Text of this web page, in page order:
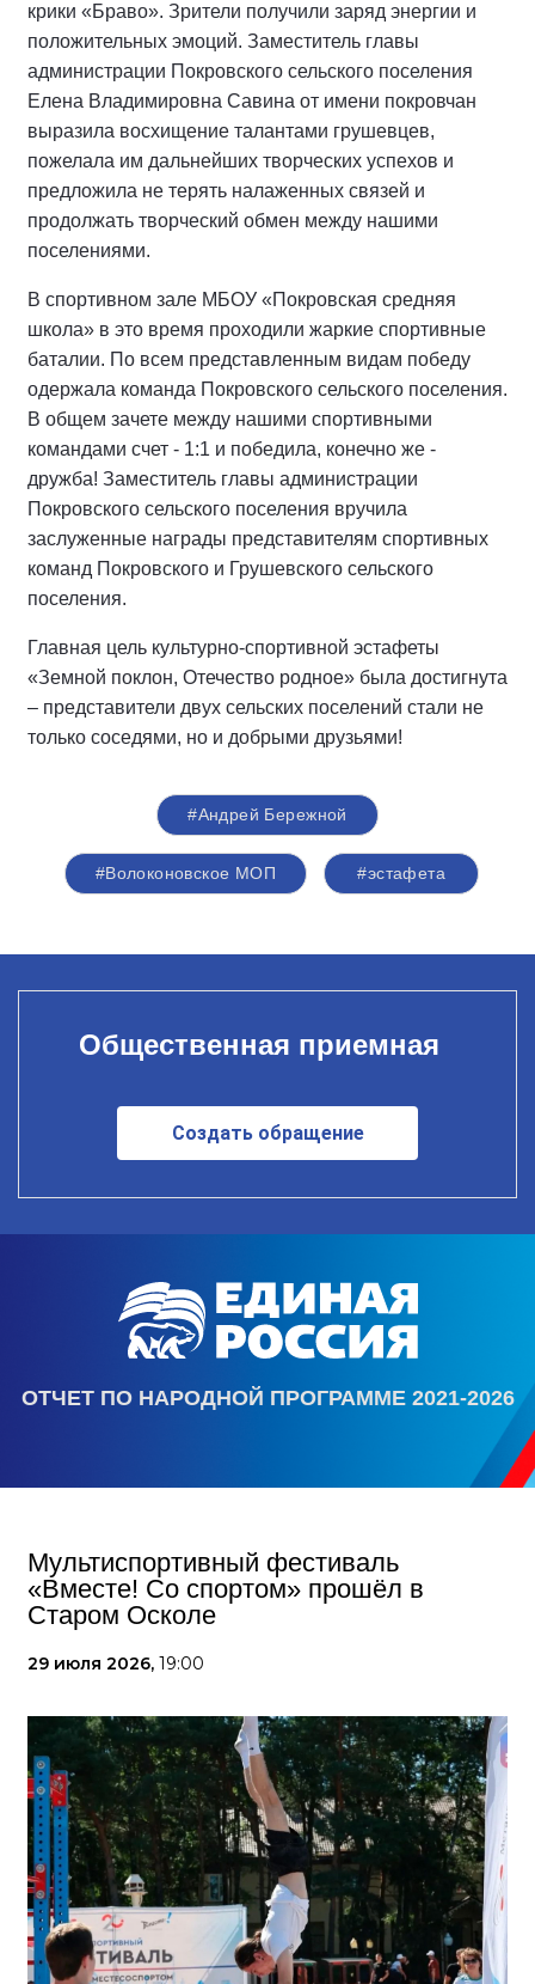
крики «Браво». Зрители получили заряд энергии и
положительных эмоций. Заместитель главы
администрации Покровского сельского поселения
Елена Владимировна Савина от имени покровчан
выразила восхищение талантами грушевцев,
пожелала им дальнейших творческих успехов и
предложила не терять налаженных связей и
продолжать творческий обмен между нашими
поселениями.
В спортивном зале МБОУ «Покровская средняя
школа» в это время проходили жаркие спортивные
баталии. По всем представленным видам победу
одержала команда Покровского сельского поселения.
В общем зачете между нашими спортивными
командами счет - 1:1 и победила, конечно же -
дружба! Заместитель главы администрации
Покровского сельского поселения вручила
заслуженные награды представителям спортивных
команд Покровского и Грушевского сельского
поселения.
Главная цель культурно-спортивной эстафеты
«Земной поклон, Отечество родное» была достигнута
– представители двух сельских поселений стали не
только соседями, но и добрыми друзьями!
#Андрей Бережной
#Волоконовское МОП #эстафета
Общественная приемная
Создать обращение
ОТЧЕТ ПО НАРОДНОЙ ПРОГРАММЕ 2021-2026
Мультиспортивный фестиваль
«Вместе! Со спортом» прошёл в
Старом Осколе
29 июля 2026, 19:00